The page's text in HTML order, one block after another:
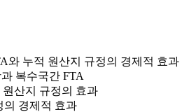
와 누적 원산지 규정의 경제적 효과
복수국간 FTA
산지 규정의 효과
의 경제적 효과